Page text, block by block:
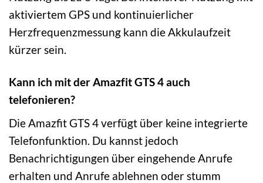
aktiviertem GPS und kontinuierlicher
Herzfrequenzmessung kann die Akkulaufzeit
kürzer sein.
Kann ich mit der Amazfit GTS 4 auch
telefonieren?
Die Amazfit GTS 4 verfügt über keine integrierte
Telefonfunktion. Du kannst jedoch
Benachrichtigungen über eingehende Anrufe
erhalten und Anrufe ablehnen oder stumm